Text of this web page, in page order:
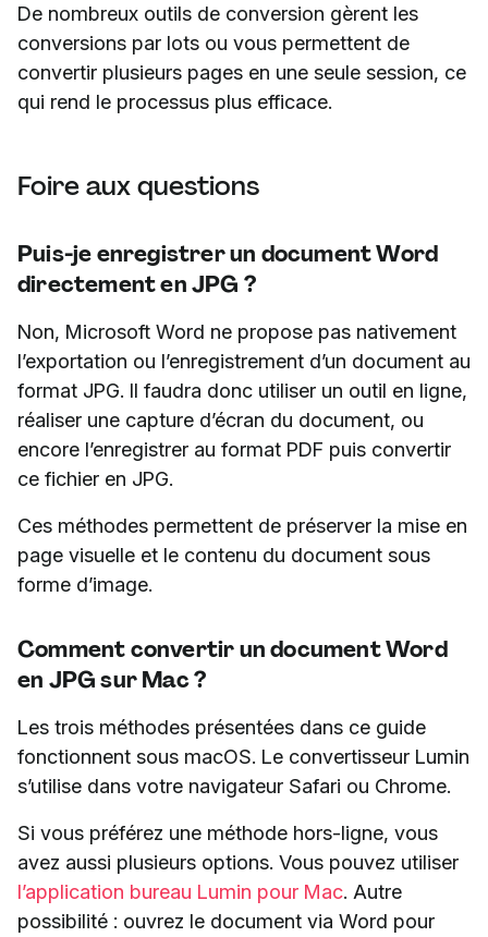
De nombreux outils de conversion gèrent les
conversions par lots ou vous permettent de
convertir plusieurs pages en une seule session, ce
qui rend le processus plus efficace.
Foire aux questions
Puis-je enregistrer un document Word
directement en JPG ?
Non, Microsoft Word ne propose pas nativement
l’exportation ou l’enregistrement d’un document au
format JPG. Il faudra donc utiliser un outil en ligne,
réaliser une capture d’écran du document, ou
encore l’enregistrer au format PDF puis convertir
ce fichier en JPG.
Ces méthodes permettent de préserver la mise en
page visuelle et le contenu du document sous
forme d’image.
Comment convertir un document Word
en JPG sur Mac ?
Les trois méthodes présentées dans ce guide
fonctionnent sous macOS. Le convertisseur Lumin
s’utilise dans votre navigateur Safari ou Chrome.
Si vous préférez une méthode hors-ligne, vous
avez aussi plusieurs options. Vous pouvez utiliser
l’application bureau Lumin pour Mac. Autre
possibilité : ouvrez le document via Word pour